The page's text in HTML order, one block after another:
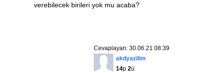
verebilecek birileri yok mu acaba?
Cevaplayan: 30.06.21 08:39
akdyazilim
14p 2ü